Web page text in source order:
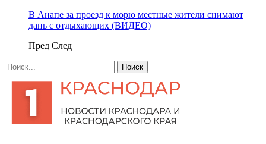
В Анапе за проезд к морю местные жители снимают
дань с отдыхающих (ВИДЕО)
Пред След